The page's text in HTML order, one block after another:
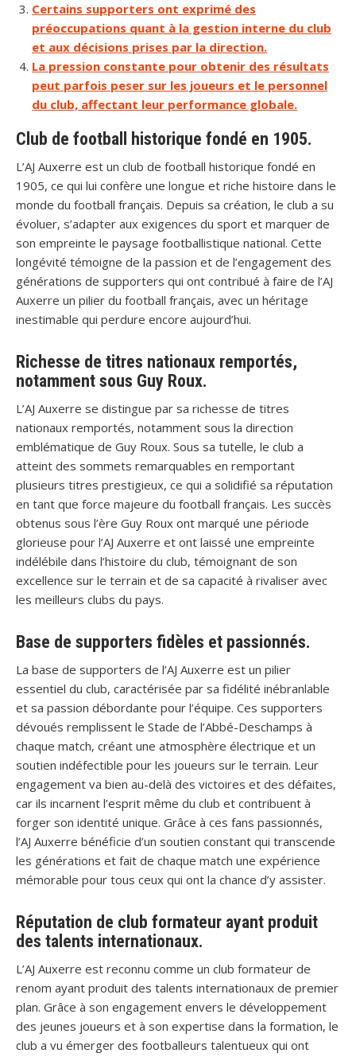
Certains supporters ont exprimé des
préoccupations quant à la gestion interne du club
et aux décisions prises par la direction.
La pression constante pour obtenir des résultats
peut parfois peser sur les joueurs et le personnel
du club, affectant leur performance globale.
Club de football historique fondé en 1905.
L’AJ Auxerre est un club de football historique fondé en
1905, ce qui lui confère une longue et riche histoire dans le
monde du football français. Depuis sa création, le club a su
évoluer, s’adapter aux exigences du sport et marquer de
son empreinte le paysage footballistique national. Cette
longévité témoigne de la passion et de l’engagement des
générations de supporters qui ont contribué à faire de l’AJ
Auxerre un pilier du football français, avec un héritage
inestimable qui perdure encore aujourd’hui.
Richesse de titres nationaux remportés,
notamment sous Guy Roux.
L’AJ Auxerre se distingue par sa richesse de titres
nationaux remportés, notamment sous la direction
emblématique de Guy Roux. Sous sa tutelle, le club a
atteint des sommets remarquables en remportant
plusieurs titres prestigieux, ce qui a solidifié sa réputation
en tant que force majeure du football français. Les succès
obtenus sous l’ère Guy Roux ont marqué une période
glorieuse pour l’AJ Auxerre et ont laissé une empreinte
indélébile dans l’histoire du club, témoignant de son
excellence sur le terrain et de sa capacité à rivaliser avec
les meilleurs clubs du pays.
Base de supporters fidèles et passionnés.
La base de supporters de l’AJ Auxerre est un pilier
essentiel du club, caractérisée par sa fidélité inébranlable
et sa passion débordante pour l’équipe. Ces supporters
dévoués remplissent le Stade de l’Abbé-Deschamps à
chaque match, créant une atmosphère électrique et un
soutien indéfectible pour les joueurs sur le terrain. Leur
engagement va bien au-delà des victoires et des défaites,
car ils incarnent l’esprit même du club et contribuent à
forger son identité unique. Grâce à ces fans passionnés,
l’AJ Auxerre bénéficie d’un soutien constant qui transcende
les générations et fait de chaque match une expérience
mémorable pour tous ceux qui ont la chance d’y assister.
Réputation de club formateur ayant produit
des talents internationaux.
L’AJ Auxerre est reconnu comme un club formateur de
renom ayant produit des talents internationaux de premier
plan. Grâce à son engagement envers le développement
des jeunes joueurs et à son expertise dans la formation, le
club a vu émerger des footballeurs talentueux qui ont